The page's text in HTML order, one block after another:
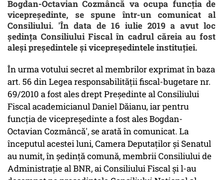
Bogdan-Octavian Cozmâncă va ocupa funcţia de
vicepreşedinte, se spune într-un comunicat al
Consiliului. 'În data de 16 iulie 2019 a avut loc
şedinţa Consiliului Fiscal în cadrul căreia au fost
aleşi preşedintele şi vicepreşedintele instituţiei.
În urma votului secret al membrilor exprimat în baza
art. 56 din Legea responsabilităţii fiscal-bugetare nr.
69/2010 a fost ales drept Preşedinte al Consiliului
Fiscal academicianul Daniel Dăianu, iar pentru
funcţia de vicepreşedinte a fost ales Bogdan-
Octavian Cozmâncă', se arată în comunicat. La
începutul acestei luni, Camera Deputaţilor şi Senatul
au numit, în şedinţă comună, membrii Consiliului de
Administraţie al BNR, ai Consiliului Fiscal şi l-au